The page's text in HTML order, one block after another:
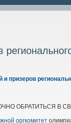
призеров
ОБРАТИТЬСЯ В
оргкомитет